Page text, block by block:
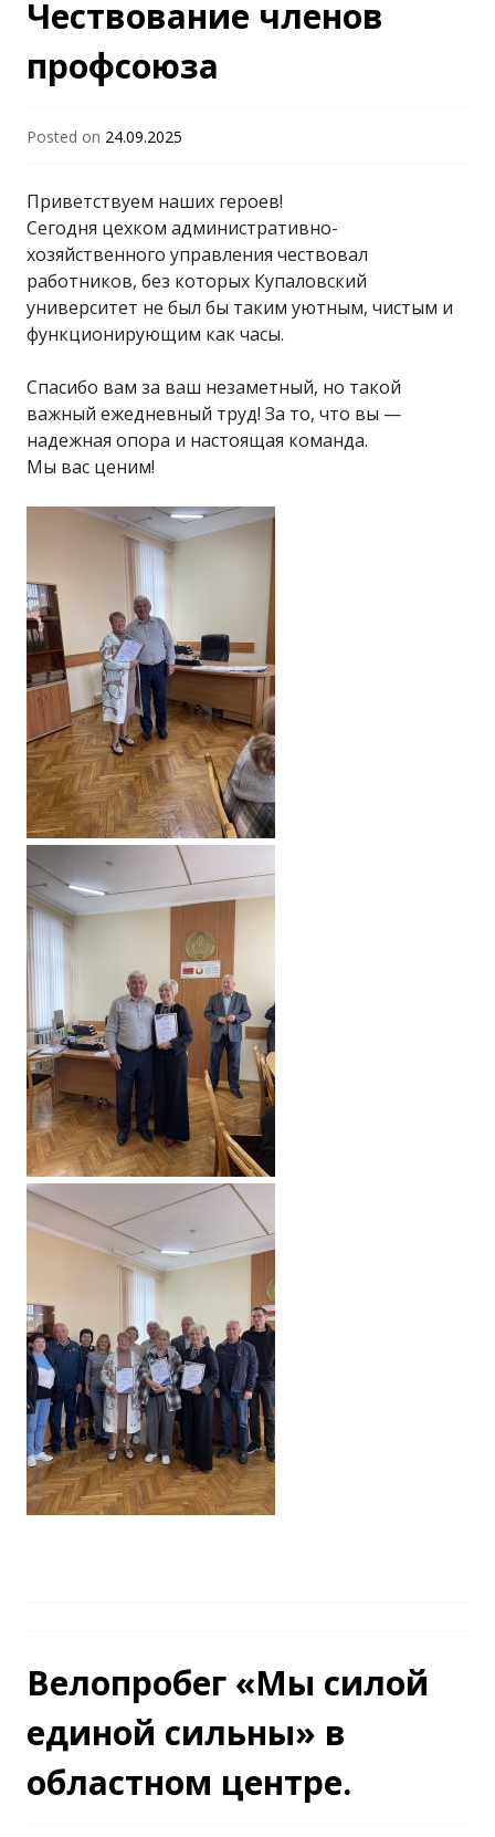
Чествование членов
профсоюза
Posted on 24.09.2025
Приветствуем наших героев!
Сегодня цехком административно-
хозяйственного управления чествовал
работников, без которых Купаловский
университет не был бы таким уютным, чистым и
функционирующим как часы.
Спасибо вам за ваш незаметный, но такой
важный ежедневный труд! За то, что вы —
надежная опора и настоящая команда.
Мы вас ценим!
Велопробег «Мы силой
единой сильны» в
областном центре.